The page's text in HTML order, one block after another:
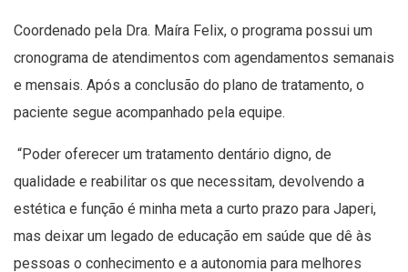
Coordenado pela Dra. Maíra Felix, o programa possui um
cronograma de atendimentos com agendamentos semanais
e mensais. Após a conclusão do plano de tratamento, o
paciente segue acompanhado pela equipe.
“Poder oferecer um tratamento dentário digno, de
qualidade e reabilitar os que necessitam, devolvendo a
estética e função é minha meta a curto prazo para Japeri,
mas deixar um legado de educação em saúde que dê às
pessoas o conhecimento e a autonomia para melhores